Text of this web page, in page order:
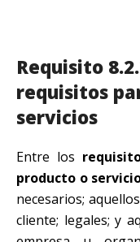
Requisito
requisitos
servicios
Entre los
producto o
necesarios;
cliente; legales; y